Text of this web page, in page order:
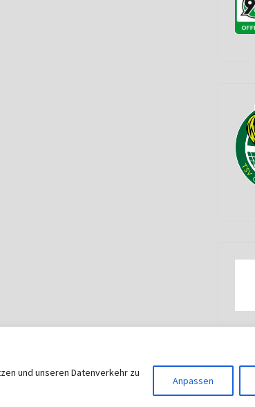
und unseren Datenverkehr zu
Anpassen
WordPress |Theme:Nisarg